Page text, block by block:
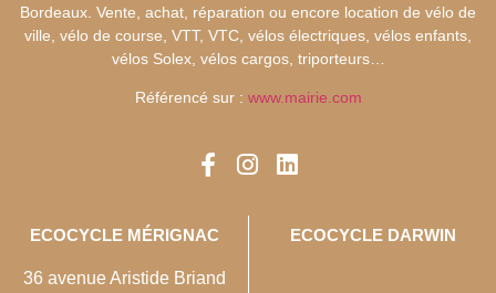
Bordeaux. Vente, achat, réparation ou encore location de vélo de
ville, vélo de course, VTT, VTC, vélos électriques, vélos enfants,
vélos Solex, vélos cargos, triporteurs…
Référencé sur : www.mairie.com
ECOCYCLE MÉRIGNAC
36 avenue Aristide Briand
ECOCYCLE DARWIN